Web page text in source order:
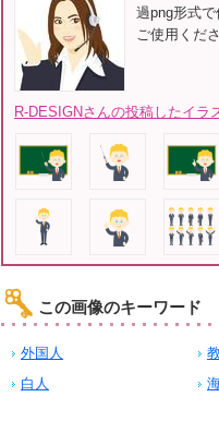
過png形式
ご使用くだ
R-DESIGNさんの投稿したイラ
この画像のキーワード
外国人
白人